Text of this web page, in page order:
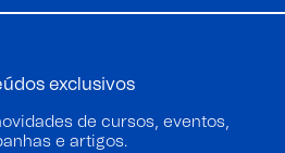
exclusivos
de cursos, eventos,
e artigos.